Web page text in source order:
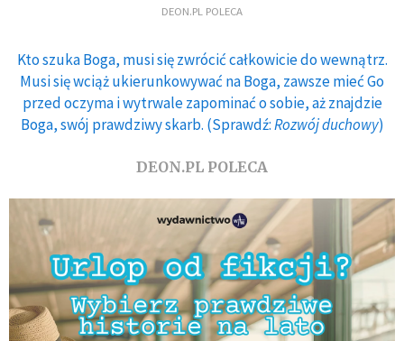
DEON.PL POLECA
Kto szuka Boga, musi się zwrócić całkowicie do wewnątrz.
Musi się wciąż ukierunkowywać na Boga, zawsze mieć Go
przed oczyma i wytrwale zapominać o sobie, aż znajdzie
Boga, swój prawdziwy skarb. (Sprawdź:Rozwój duchowy)
DEON.PL POLECA